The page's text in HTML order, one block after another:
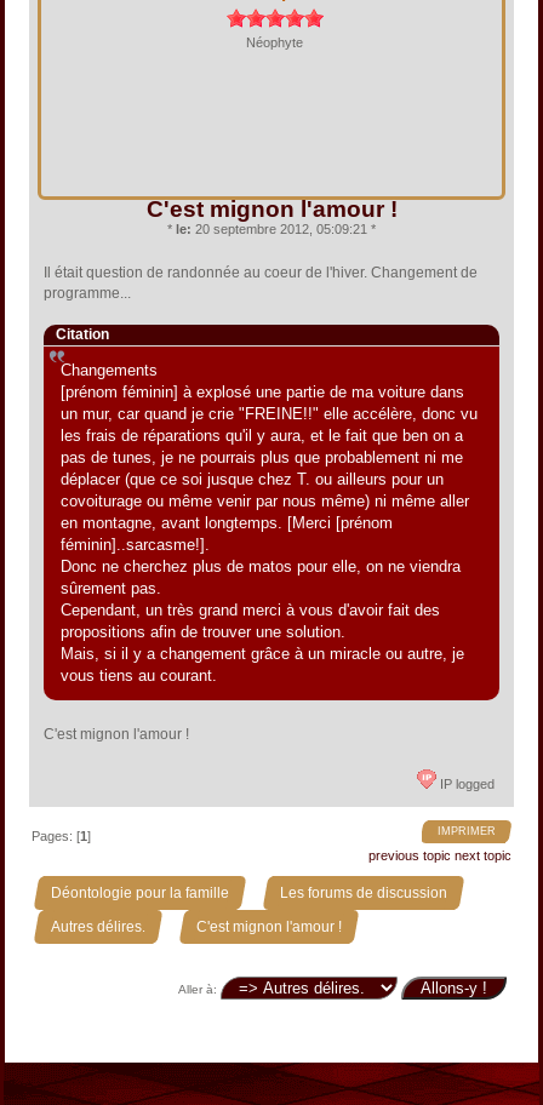
Néophyte
C'est mignon l'amour !
* le: 20 septembre 2012, 05:09:21 *
Il était question de randonnée au coeur de l'hiver. Changement de
programme...
Citation
Changements
[prénom féminin] à explosé une partie de ma voiture dans
un mur, car quand je crie "FREINE!!" elle accélère, donc vu
les frais de réparations qu'il y aura, et le fait que ben on a
pas de tunes, je ne pourrais plus que probablement ni me
déplacer (que ce soi jusque chez T. ou ailleurs pour un
covoiturage ou même venir par nous même) ni même aller
en montagne, avant longtemps. [Merci [prénom
féminin]..sarcasme!].
Donc ne cherchez plus de matos pour elle, on ne viendra
sûrement pas.
Cependant, un très grand merci à vous d'avoir fait des
propositions afin de trouver une solution.
Mais, si il y a changement grâce à un miracle ou autre, je
vous tiens au courant.
C'est mignon l'amour !
IP logged
IMPRIMER
Pages: [1]
previous topic next topic
Déontologie pour la famille » Les forums de discussion »
Autres délires. » C'est mignon l'amour !
Aller à: